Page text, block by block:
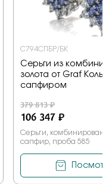
С794СПБР/БК
Серьги из
золота от Graf
сапфиром
379 813 ₽
106 347 ₽
Серьги,
сапфир, проба 585